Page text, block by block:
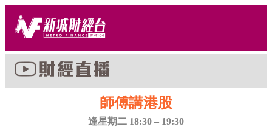
師傅講港股
逢星期二 18:30 – 19:30